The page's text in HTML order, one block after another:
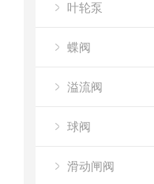
叶轮泵
蝶阀
溢流阀
球阀
滑动闸阀